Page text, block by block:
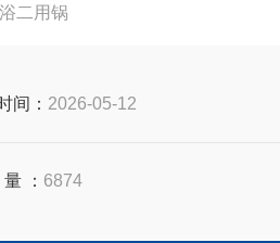
二用锅
间： 2026-05-12
： 6874